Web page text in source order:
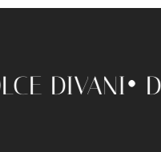
DOLCE